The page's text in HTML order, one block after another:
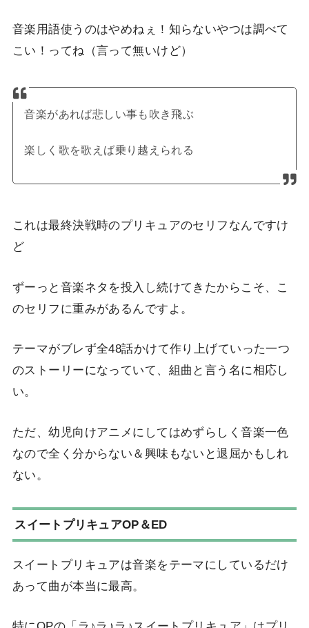
音楽用語使うのはやめねぇ！知らないやつは調べて
こい！ってね（言って無いけど）
音楽があれば悲しい事も吹き飛ぶ
楽しく歌を歌えば乗り越えられる
これは最終決戦時のプリキュアのセリフなんですけ
ど
ずーっと音楽ネタを投入し続けてきたからこそ、こ
のセリフに重みがあるんですよ。
テーマがブレず全48話かけて作り上げていった一つ
のストーリーになっていて、組曲と言う名に相応し
い。
ただ、幼児向けアニメにしてはめずらしく音楽一色
なので全く分からない＆興味もないと退屈かもしれ
ない。
スイートプリキュアOP＆ED
スイートプリキュアは音楽をテーマにしているだけ
あって曲が本当に最高。